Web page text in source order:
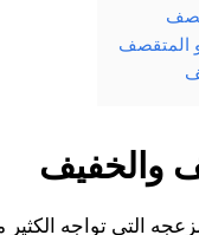
المتقصف
والخفيف
التي تواجه